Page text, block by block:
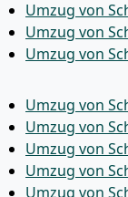
Umzug von
Umzug von
Umzug von
Umzug von
Umzug von
Umzug von
Umzug von
Umzug von